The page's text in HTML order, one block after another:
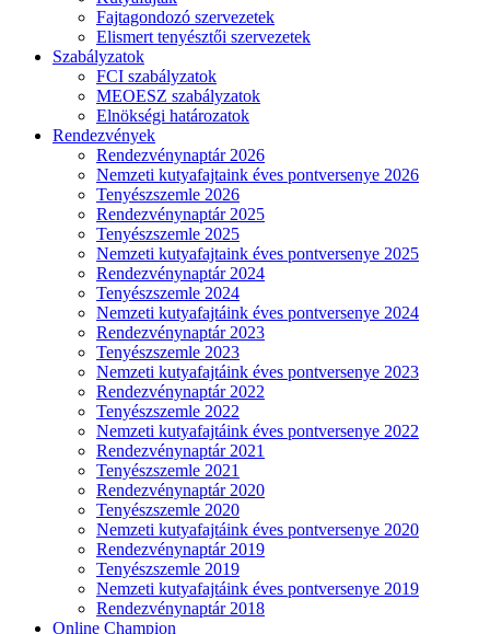
Fajtagondozó szervezetek
Elismert tenyésztői szervezetek
Szabályzatok
FCI szabályzatok
MEOESZ szabályzatok
Elnökségi határozatok
Rendezvények
Rendezvénynaptár 2026
Nemzeti kutyafajtaink éves pontversenye 2026
Tenyészszemle 2026
Rendezvénynaptár 2025
Tenyészszemle 2025
Nemzeti kutyafajtaink éves pontversenye 2025
Rendezvénynaptár 2024
Tenyészszemle 2024
Nemzeti kutyafajtáink éves pontversenye 2024
Rendezvénynaptár 2023
Tenyészszemle 2023
Nemzeti kutyafajtáink éves pontversenye 2023
Rendezvénynaptár 2022
Tenyészszemle 2022
Nemzeti kutyafajtáink éves pontversenye 2022
Rendezvénynaptár 2021
Tenyészszemle 2021
Rendezvénynaptár 2020
Tenyészszemle 2020
Nemzeti kutyafajtáink éves pontversenye 2020
Rendezvénynaptár 2019
Tenyészszemle 2019
Nemzeti kutyafajtáink éves pontversenye 2019
Rendezvénynaptár 2018
Online Champion